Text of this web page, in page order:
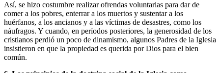
Así, se hizo costumbre realizar ofrendas voluntarias para dar de
comer a los pobres, enterrar a los muertos y sustentar a los
huérfanos, a los ancianos y a las víctimas de desastres, como los
náufragos. Y cuando, en períodos posteriores, la generosidad de los
cristianos perdió un poco de dinamismo, algunos Padres de la Iglesia
insistieron en que la propiedad es querida por Dios para el bien
común.